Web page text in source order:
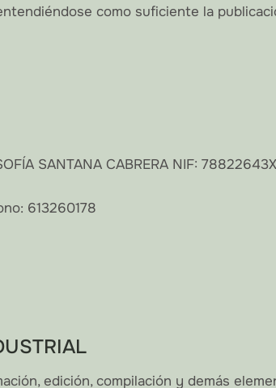
como suficiente la
SANTANA CABRERA NIF: 78822643X
613260178
edición, compilación y demás